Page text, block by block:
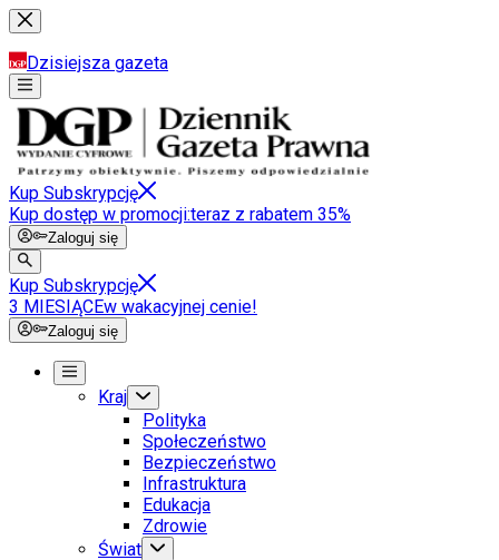
Dzisiejsza gazeta
Kup Subskrypcję
Kup dostęp w promocji:teraz z rabatem 35%
Zaloguj się
Kup Subskrypcję
3 MIESIĄCEw wakacyjnej cenie!
Zaloguj się
Kraj
Polityka
Społeczeństwo
Bezpieczeństwo
Infrastruktura
Edukacja
Zdrowie
Świat